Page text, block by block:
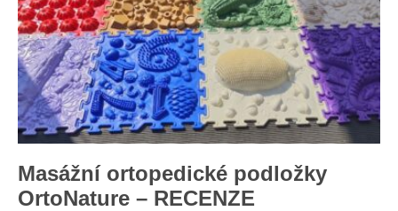
Masážní ortopedické podložky
OrtoNature – RECENZE